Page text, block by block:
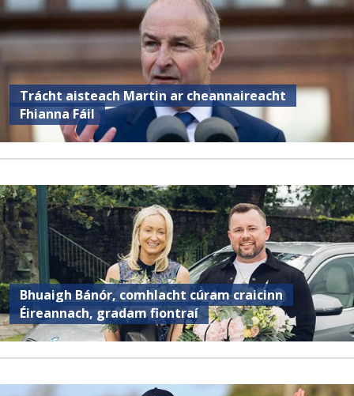
Trácht aisteach Martin ar cheannaireacht
Fhianna Fáil
Bhuaigh Bánór, comhlacht cúram craicinn
Éireannach, gradam fiontraí